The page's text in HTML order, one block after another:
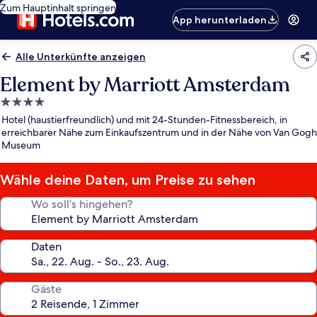
Zum Hauptinhalt springen
App herunterladen
Alle Unterkünfte anzeigen
Element by Marriott Amsterdam
4.0-
Sterne-
Unterkunft
Hotel (haustierfreundlich) und mit 24-Stunden-Fitnessbereich, in
erreichbarer Nähe zum Einkaufszentrum und in der Nähe von Van Gogh
Museum
Wähle deine Daten, um Preise zu sehen
Wo soll’s hingehen?
Daten
Gäste